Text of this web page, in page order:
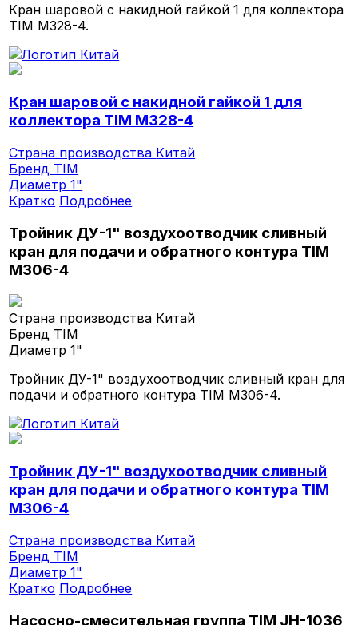
Кран шаровой с накидной гайкой 1 для коллектора
TIM M328-4.
Кран шаровой с накидной гайкой 1 для
коллектора TIM M328-4
Страна производства Китай
Бренд TIM
Диаметр1"
Кратко Подробнее
Тройник ДУ-1" воздухоотводчик сливный
кран для подачи и обратного контура TIM
M306-4
Страна производства Китай
Бренд TIM
Диаметр1"
Тройник ДУ-1" воздухоотводчик сливный кран для
подачи и обратного контура TIM M306-4.
Тройник ДУ-1" воздухоотводчик сливный
кран для подачи и обратного контура TIM
M306-4
Страна производства Китай
Бренд TIM
Диаметр1"
Кратко Подробнее
Насосно-смесительная группа TIM JH-1036